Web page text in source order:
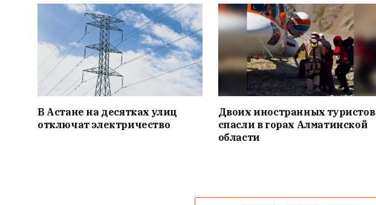
В Астане на десятках улиц
отключат электричество
Двоих иностранных туристов
спасли в горах Алматинской
области